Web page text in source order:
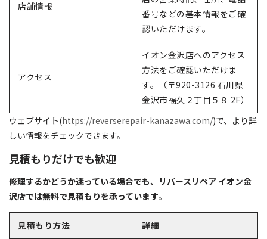
店舗情報
番号などの基本情報をご確
認いただけます。
アクセス
イオン金沢店へのアクセス
方法をご確認いただけま
す。（〒920-3126 石川県
金沢市福久２丁目５８ 2F）
ウェブサイト(https://reverserepair-kanazawa.com/)で、より詳
しい情報をチェックできます。
見積もりだけでも歓迎
修理するかどうか迷っている場合でも、リバースリペア イオン金
沢店では無料で見積もりを承っています。
見積もり方法 詳細